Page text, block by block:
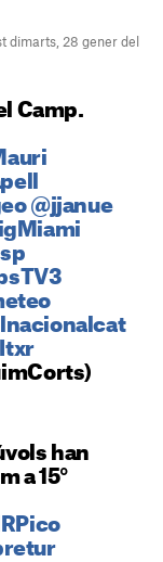
dimarts, 28 gener del
Camp.
@jjanue
han
a 15°